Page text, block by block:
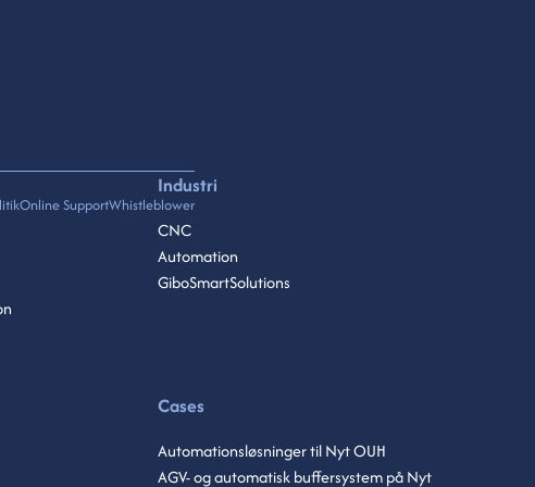
Industri
CNC
Automation
GiboSmartSolutions
Cases
Automationsløsninger til Nyt OUH
AGV- og automatisk buffersystem på Nyt
Online SupportWhistleblower